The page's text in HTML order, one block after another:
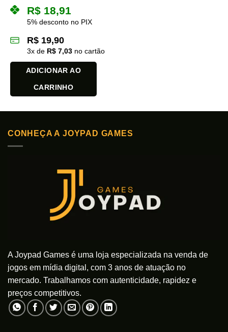
R$ 18,91
5% desconto no PIX
R$ 19,90
3x de R$ 7,03 no cartão
ADICIONAR AO
CARRINHO
CONHEÇA A JOYPAD GAMES
A Joypad Games é uma loja especializada na venda de
jogos em mídia digital, com 3 anos de atuação no
mercado. Trabalhamos com autenticidade, rapidez e
preços competitivos.